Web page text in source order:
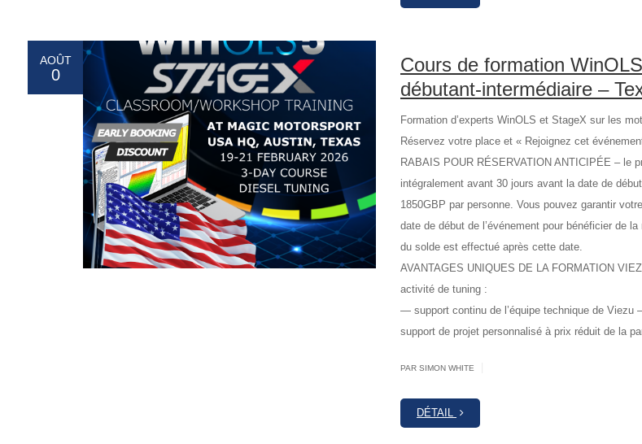
AOÛT
0
Cours de formation
débutant-intermédiaire –
Formation d’experts WinOLS et StageX sur les
Réservez votre place et « Rejoignez cet
RABAIS POUR RÉSERVATION ANTICIPÉE – le
intégralement avant 30 jours avant la date de
1850GBP par personne. Vous pouvez garantir
date de début de l’événement pour bénéficier de
du solde est effectué après cette date.
AVANTAGES UNIQUES DE LA FORMATION
activité de tuning :
— support continu de l’équipe technique de
support de projet personnalisé à prix réduit de la
PAR SIMON WHITE
DÉTAIL